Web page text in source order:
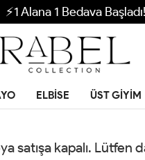
⚡1 Alana 1 Bedava Başladı!
ELBISE ÜST GIYIM
satışa kapalı. Lütfen